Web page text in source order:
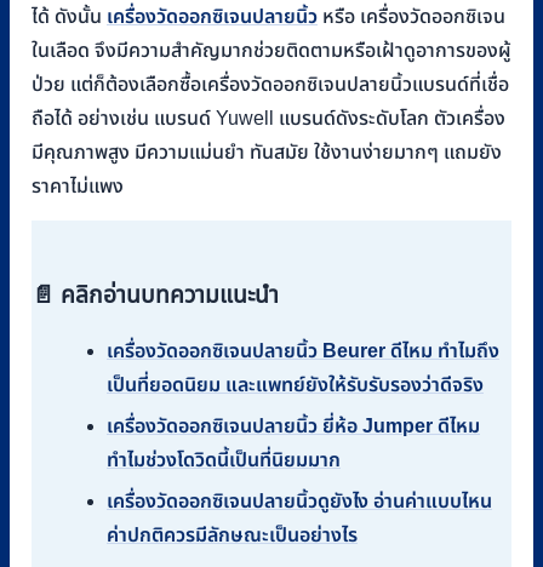
ได้ ดังนั้น เครื่องวัดออกซิเจนปลายนิ้ว หรือ เครื่องวัดออกซิเจน
ในเลือด จึงมีความสำคัญมากช่วยติดตามหรือเฝ้าดูอาการของผู้
ป่วย แต่ก็ต้องเลือกซื้อเครื่องวัดออกซิเจนปลายนิ้วแบรนด์ที่เชื่อ
ถือได้ อย่างเช่น แบรนด์ Yuwell แบรนด์ดังระดับโลก ตัวเครื่อง
มีคุณภาพสูง มีความแม่นยำ ทันสมัย ใช้งานง่ายมากๆ แถมยัง
ราคาไม่แพง
📄 คลิกอ่านบทความแนะนำ
เครื่องวัดออกซิเจนปลายนิ้ว Beurer ดีไหม ทำไมถึง
เป็นที่ยอดนิยม และแพทย์ยังให้รับรับรองว่าดีจริง
เครื่องวัดออกซิเจนปลายนิ้ว ยี่ห้อ Jumper ดีไหม
ทำไมช่วงโดวิดนี้เป็นที่นิยมมาก
เครื่องวัดออกซิเจนปลายนิ้วดูยังไง อ่านค่าแบบไหน
ค่าปกติควรมีลักษณะเป็นอย่างไร